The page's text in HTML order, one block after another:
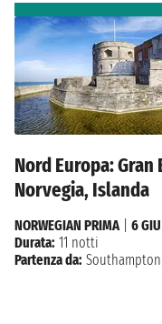
Nord Europa:
Norvegia, Islanda
NORWEGIAN PRIMA| 6
Durata: 11 notti
Partenza da: Southampton